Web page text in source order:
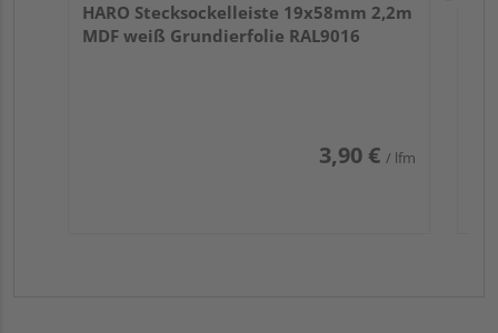
HARO Stecksockelleiste 19x58mm 2,2m
MDF weiß Grundierfolie RAL9016
3,90 € / lfm